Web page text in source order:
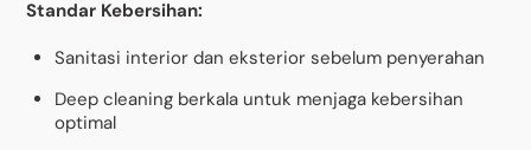
Standar Kebersihan:
Sanitasi interior dan eksterior sebelum penyerahan
Deep cleaning berkala untuk menjaga kebersihan
optimal